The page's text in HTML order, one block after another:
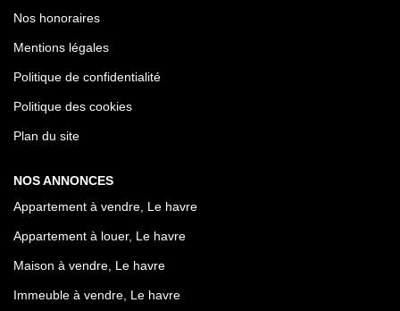
Nos honoraires
Mentions légales
Politique de confidentialité
Politique des cookies
Plan du site
NOS ANNONCES
Appartement à vendre, Le havre
Appartement à louer, Le havre
Maison à vendre, Le havre
Immeuble à vendre, Le havre